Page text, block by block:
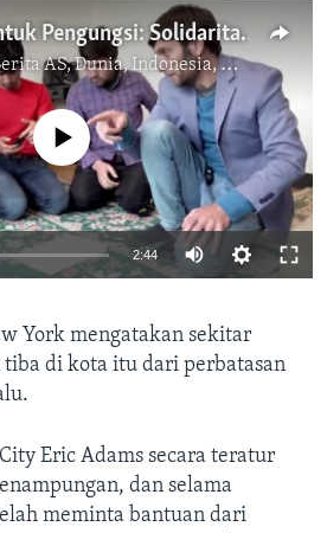
Dari Pengungsi untuk Pengungsi: Solidaritas Imigran AS
Indonesia, Diaspora Indonesia di AS
currently available
2:44
York mengatakan sekitar
di kota itu dari perbatasan
Eric Adams secara teratur
dan selama
meminta bantuan dari